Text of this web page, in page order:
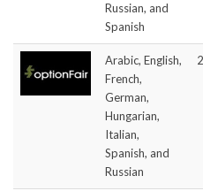
Russian, and
Spanish
Arabic, English,
French,
German,
Hungarian,
Italian,
Spanish, and
Russian